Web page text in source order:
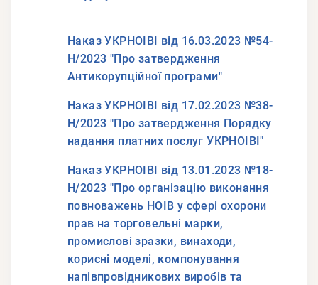
Наказ УКРНОІВІ від 16.03.2023 №54-
Н/2023 "Про затвердження
Антикорупційної програми"
Наказ УКРНОІВІ від 17.02.2023 №38-
Н/2023 "Про затвердження Порядку
надання платних послуг УКРНОІВІ"
Наказ УКРНОІВІ від 13.01.2023 №18-
Н/2023 "Про організацію виконання
повноважень НОІВ у сфері охорони
прав на торговельні марки,
промислові зразки, винаходи,
корисні моделі, компонування
напівпровідникових виробів та